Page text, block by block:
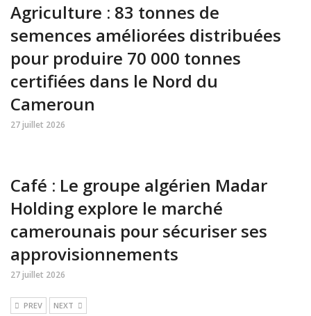
Agriculture : 83 tonnes de
semences améliorées distribuées
pour produire 70 000 tonnes
certifiées dans le Nord du
Cameroun
27 juillet 2026
Café : Le groupe algérien Madar
Holding explore le marché
camerounais pour sécuriser ses
approvisionnements
27 juillet 2026
PREV NEXT